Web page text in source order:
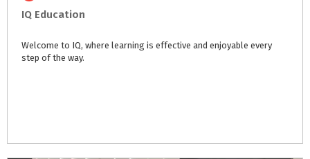
IQ Education
Welcome to IQ, where learning is effective and enjoyable every
step of the way.